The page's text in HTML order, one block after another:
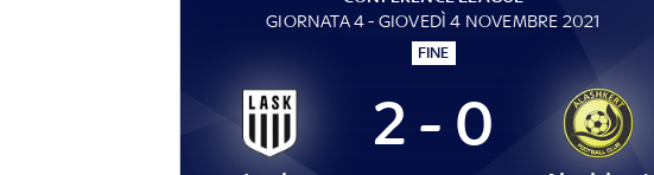
GIORNATA 4 - GIOVEDÌ 4 NOVEMBRE 2021
FINE
2 - 0